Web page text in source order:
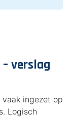
verslag
ingezet op
Logisch